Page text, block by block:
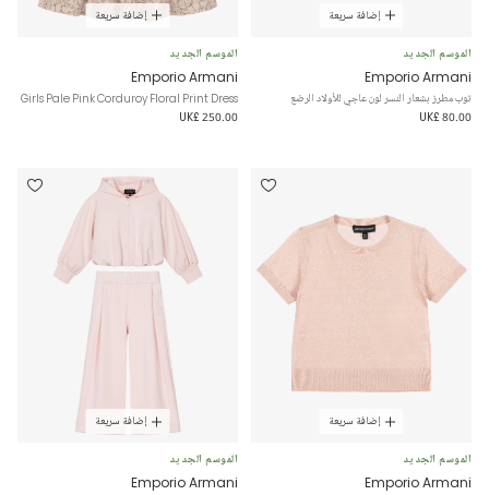
إضافة سريعة
الموسم الجديد
Emporio Armani
توب مطرز بشعار النسر لون عاجي للأولاد الرضع
UK£ 80.00
إضافة سريعة
الموسم الجديد
Emporio Armani
Girls Pale Pink Corduroy Floral Print Dress
UK£ 250.00
إضافة سريعة
الموسم الجديد
Emporio Armani
إضافة سريعة
الموسم الجديد
Emporio Armani